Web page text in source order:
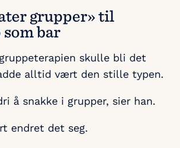
grupper» til
bar
skulle bli det
alltid vært den stille typen.
å snakke i grupper, sier han.
endret det seg.